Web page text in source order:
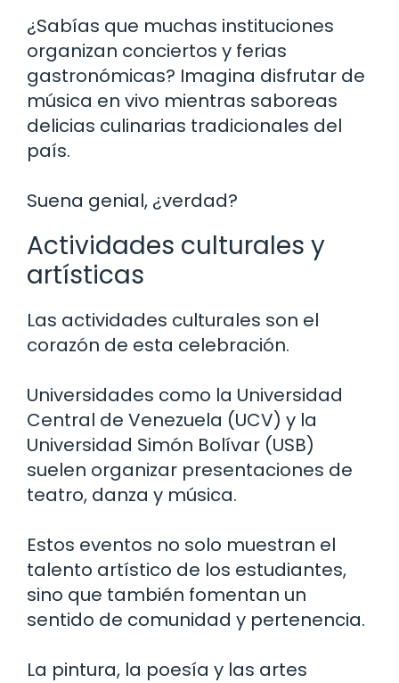
¿Sabías que muchas instituciones
organizan conciertos y ferias
gastronómicas? Imagina disfrutar de
música en vivo mientras saboreas
delicias culinarias tradicionales del
país.
Suena genial, ¿verdad?
Actividades culturales y
artísticas
Las actividades culturales son el
corazón de esta celebración.
Universidades como la Universidad
Central de Venezuela (UCV) y la
Universidad Simón Bolívar (USB)
suelen organizar presentaciones de
teatro, danza y música.
Estos eventos no solo muestran el
talento artístico de los estudiantes,
sino que también fomentan un
sentido de comunidad y pertenencia.
La pintura, la poesía y las artes